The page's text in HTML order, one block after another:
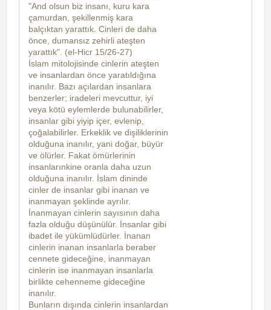
"And olsun biz insanı, kuru kara
çamurdan, şekillenmiş kara
balçıktan yarattık. Cinleri de daha
önce, dumansız zehirli ateşten
yarattık". (el-Hicr 15/26-27)
İslam mitolojisinde cinlerin ateşten
ve insanlardan önce yaratıldığına
inanılır. Bazı açılardan insanlara
benzerler; iradeleri mevcuttur, iyi
veya kötü eylemlerde bulunabilirler,
insanlar gibi yiyip içer, evlenip,
çoğalabilirler. Erkeklik ve dişiliklerinin
olduğuna inanılır, yani doğar, büyür
ve ölürler. Fakat ömürlerinin
insanlarınkine oranla daha uzun
olduğuna inanılır. İslam dininde
cinler de insanlar gibi inanan ve
inanmayan şeklinde ayrılır.
İnanmayan cinlerin sayısının daha
fazla olduğu düşünülür. İnsanlar gibi
ibadet ile yükümlüdürler. İnanan
cinlerin inanan insanlarla beraber
cennete gideceğine, inanmayan
cinlerin ise inanmayan insanlarla
birlikte cehenneme gideceğine
inanılır.
Bunların dışında cinlerin insanlardan